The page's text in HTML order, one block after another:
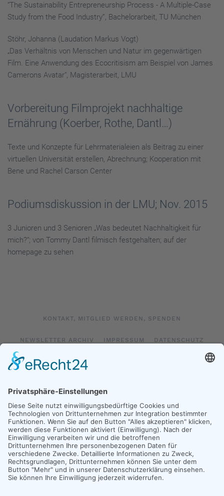
“The Sustainability Entrepreneurship Process - A Multiple-Case
Study from the Food Industry”, Bachelorarbeit, TU München
Stöhr, Johanna (Laudation Markus Vogt)
„Das Verhältnis von Menschen und Natur im gegenwärtigen
Film. Eine Anwendung des Ecocritisism am Beispiel von James
Camerons Avatar“, Magisterarbeit, LMU
Vorbereitung Filmprojekt nachhaltige
Ernährung (Koerber, Rothe, Dantl…)
Texte und Konzepte für Lehrmaterialeien als Beitrag zu einer
virtuellen Universität erstellen, Abrechnung; Kooperation mit
Bene und Rachel Carson Center
Podiumsdiskussion in der LMU; Nov. 2015
3 Junioren und 3 Senioren „Was bedeutet Nachhaltigkeit für
mich?“; von Tommy Dantl filmisch festgehalten; auf der
homepage zu sehen
KONTAKT, MITGLIED WERDEN, SPENDEN
NEWSLETTER ARCHIV IMPRESSUM DATENSCHUTZ
LOGIN IMPRESSUM SOCIAL MEDIA